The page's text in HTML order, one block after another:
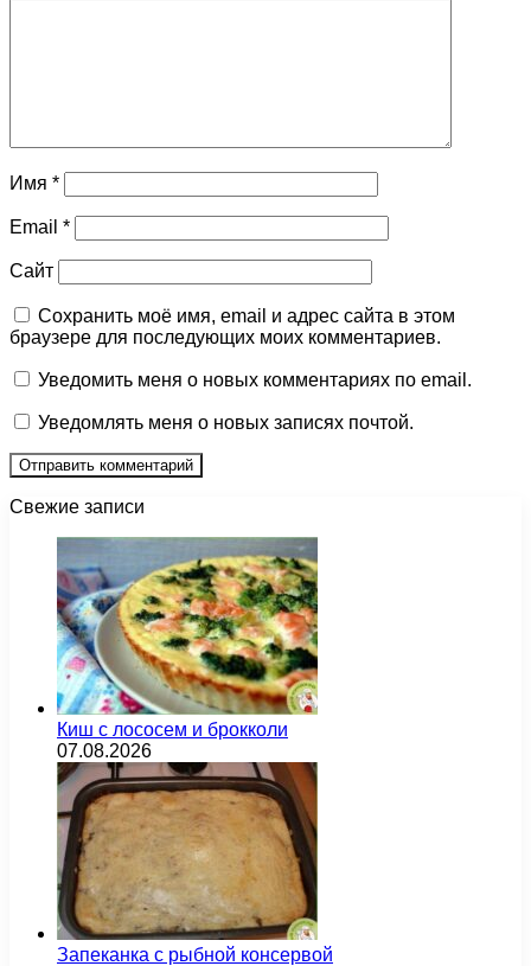
Имя *
Email *
Сайт
Сохранить моё имя, email и адрес сайта в этом
браузере для последующих моих комментариев.
Уведомить меня о новых комментариях по email.
Уведомлять меня о новых записях почтой.
Свежие записи
Киш с лососем и брокколи
07.08.2026
Запеканка с рыбной консервой